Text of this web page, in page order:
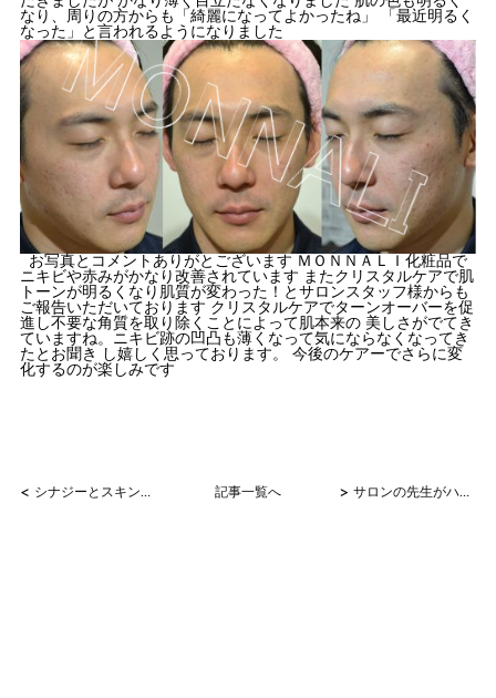
なり、周りの方からも「綺麗になってよかったね」 「最近明るく
なった」と言われるようになりました
お写真とコメントありがとございます ＭＯＮＮＡＬＩ化粧品で
ニキビや赤みがかなり改善されています またクリスタルケアで肌
トーンが明るくなり肌質が変わった！とサロンスタッフ様からも
ご報告いただいております クリスタルケアでターンオーバーを促
進し不要な角質を取り除くことによって肌本来の 美しさがでてき
ていますね。ニキビ跡の凹凸も薄くなって気にならなくなってき
たとお聞き し嬉しく思っております。 今後のケアーでさらに変
化するのが楽しみです
< シナジーとスキンパワー 記事一覧へ > サロンの先生がハマります＾＾